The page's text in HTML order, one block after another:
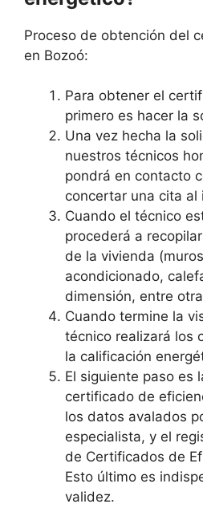
Proceso de obtención del
en Bozoó:
Para obtener el
primero es hacer la
Una vez hecha la
nuestros técnicos
pondrá en contacto
concertar una cita al
Cuando el técnico
procederá a
de la vivienda
acondicionado,
dimensión, entre
Cuando termine la
técnico realizará los
la calificación
El siguiente paso es
certificado de
los datos avalados
especialista, y el
de Certificados de
Esto último es
validez.